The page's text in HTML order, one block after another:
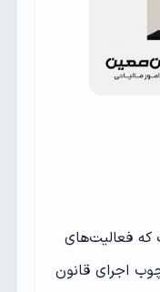
که فعالیت‌های
اجرای قانون